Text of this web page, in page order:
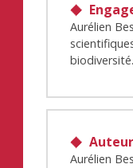
Aurélien
biodiversité.
Aurélien